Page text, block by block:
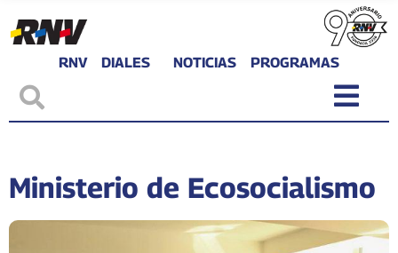
RNV DIALES NOTICIAS PROGRAMAS
Ministerio de Ecosocialismo